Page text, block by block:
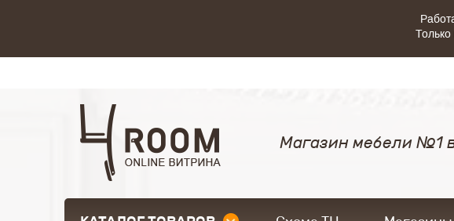
Магазин мебели №1